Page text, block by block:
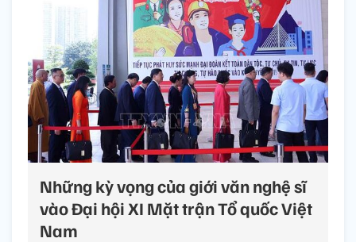
Những kỳ vọng của giới văn nghệ sĩ
vào Đại hội XI Mặt trận Tổ quốc Việt
Nam